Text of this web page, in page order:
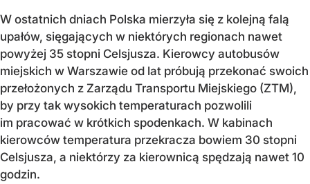
W ostatnich dniach Polska mierzyła się z kolejną falą
upałów, sięgających w niektórych regionach nawet
powyżej 35 stopni Celsjusza. Kierowcy autobusów
miejskich w Warszawie od lat próbują przekonać swoich
przełożonych z Zarządu Transportu Miejskiego (ZTM),
by przy tak wysokich temperaturach pozwolili
im pracować w krótkich spodenkach. W kabinach
kierowców temperatura przekracza bowiem 30 stopni
Celsjusza, a niektórzy za kierownicą spędzają nawet 10
godzin.